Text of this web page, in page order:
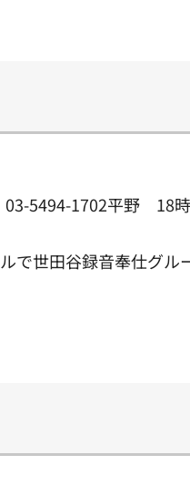
5494-1702平野 18時
世田谷録音奉仕グル